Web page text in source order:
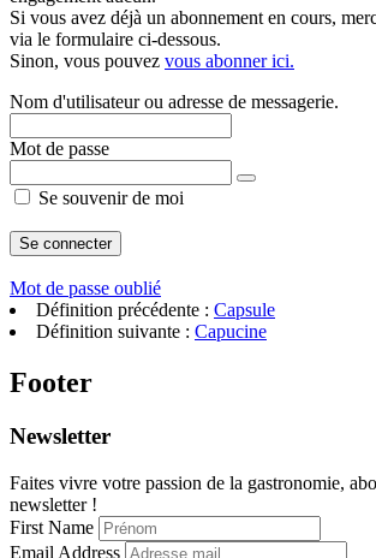
Si vous avez déjà un abonnement en cours,
via le formulaire ci-dessous.
Sinon, vous pouvez vous abonner ici.
Nom d'utilisateur ou adresse de messagerie.
Mot de passe
Se souvenir de moi
Mot de passe oublié
Définition précédente : Capsule
Définition suivante : Capucine
Footer
Newsletter
Faites vivre votre passion de la gastronomie,
newsletter !
First Name
Email Address